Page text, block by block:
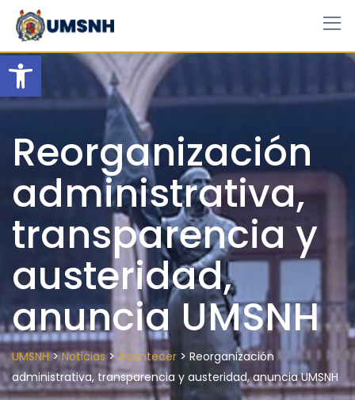
Open toolbar
Skip
content
Reorganización
administrativa,
transparencia y
austeridad,
anuncia UMSNH
UMSNH>Noticias> Acontecer > Reorganización
administrativa, transparencia y austeridad, anuncia UMSNH